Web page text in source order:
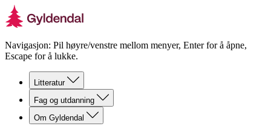
Navigasjon: Pil høyre/venstre mellom menyer, Enter for å åpne,
Escape for å lukke.
Litteratur
Fag og utdanning
Om Gyldendal